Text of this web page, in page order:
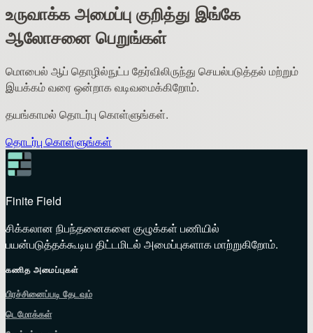
உருவாக்க அமைப்பு குறித்து இங்கே
ஆலோசனை பெறுங்கள்
மொபைல் ஆப் தொழில்நுட்ப தேர்விலிருந்து செயல்படுத்தல் மற்றும்
இயக்கம் வரை ஒன்றாக வடிவமைக்கிறோம்.
தயங்காமல் தொடர்பு கொள்ளுங்கள்.
தொடர்பு கொள்ளுங்கள்
Finite Field
சிக்கலான நிபந்தனைகளை குழுக்கள் பணியில்
பயன்படுத்தக்கூடிய திட்டமிடல் அமைப்புகளாக மாற்றுகிறோம்.
கணித அமைப்புகள்
பிரச்சினைப்படி தேடவும்
டெமோக்கள்